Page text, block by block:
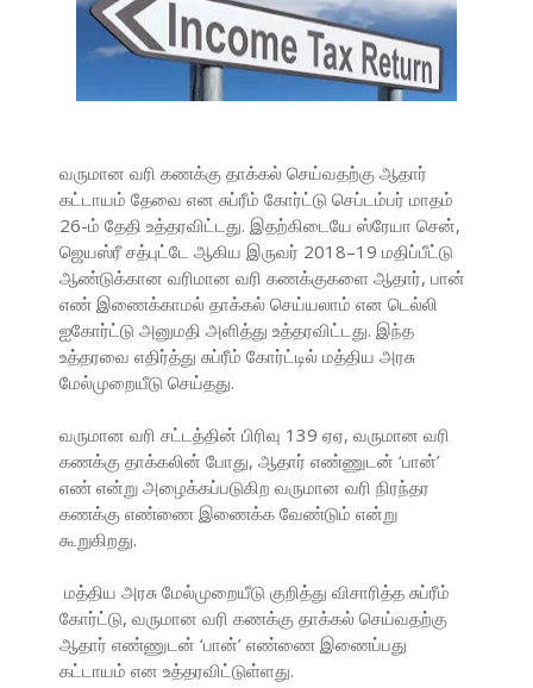
வருமான வரி கணக்கு தாக்கல் செய்வதற்கு ஆதார்
கட்டாயம் தேவை என சுப்ரீம் கோர்ட்டு செப்டம்பர் மாதம்
26-ம் தேதி உத்தரவிட்டது. இதற்கிடையே ஸ்ரேயா சென்,
ஜெயஸ்ரீ சத்புட்டே ஆகிய இருவர் 2018–19 மதிப்பீட்டு
ஆண்டுக்கான வரிமான வரி கணக்குகளை ஆதார், பான்
எண் இணைக்காமல் தாக்கல் செய்யலாம் என டெல்லி
ஐகோர்ட்டு அனுமதி அளித்து உத்தரவிட்டது. இந்த
உத்தரவை எதிர்த்து சுப்ரீம் கோர்ட்டில் மத்திய அரசு
மேல்முறையீடு செய்தது.
வருமான வரி சட்டத்தின் பிரிவு 139 ஏஏ, வருமான வரி
கணக்கு தாக்கலின் போது, ஆதார் எண்ணுடன் ‘பான்’
எண் என்று அழைக்கப்படுகிற வருமான வரி நிரந்தர
கணக்கு எண்ணை இணைக்க வேண்டும் என்று
கூறுகிறது.
மத்திய அரசு மேல்முறையீடு குறித்து விசாரித்த சுப்ரீம்
கோர்ட்டு, வருமான வரி கணக்கு தாக்கல் செய்வதற்கு
ஆதார் எண்ணுடன் ‘பான்’ எண்ணை இணைப்பது
கட்டாயம் என உத்தரவிட்டுள்ளது.